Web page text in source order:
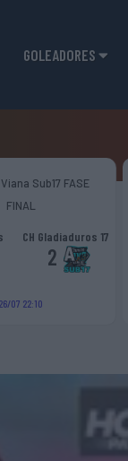
GOLEADORES
Sub17 FASE
FINAL
CH Gladiaduros 17
2
26/07 22:10